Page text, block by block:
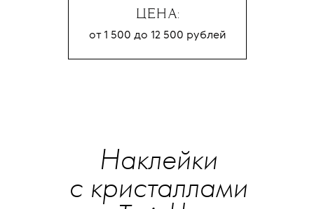
ЦЕНА:
от 1 500 до 12 500 рублей
Наклейки
с кристаллами